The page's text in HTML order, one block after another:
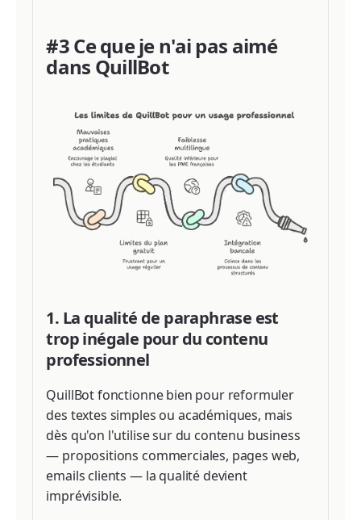
#3 Ce que je n'ai pas aimé
dans QuillBot
1. La qualité de paraphrase est
trop inégale pour du contenu
professionnel
QuillBot fonctionne bien pour reformuler
des textes simples ou académiques, mais
dès qu'on l'utilise sur du contenu business
— propositions commerciales, pages web,
emails clients — la qualité devient
imprévisible.